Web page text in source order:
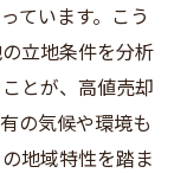
ています。こう
立地条件を分析
とが、高値売却
の気候や環境も
地域特性を踏ま